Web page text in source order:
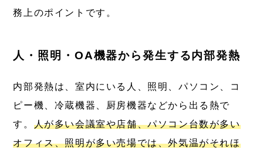
務上のポイントです。
人・照明・OA機器から発生する内部発熱
内部発熱は、室内にいる人、照明、パソコン、コ
ピー機、冷蔵機器、厨房機器などから出る熱で
す。 人が多い会議室や店舗、パソコン台数が多い
オフィス、照明が多い売場では、外気温がそれほ